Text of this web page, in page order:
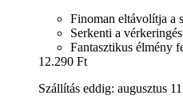
Finoman eltávolítja a
Serkenti a
Fantasztikus élmény
12.290 Ft
Szállítás eddig: augusztus